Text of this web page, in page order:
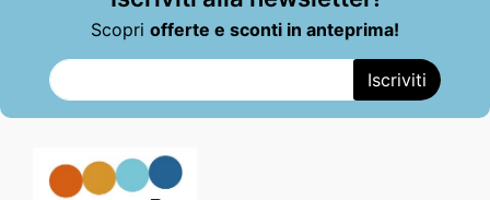
Scopri offerte e sconti in anteprima!